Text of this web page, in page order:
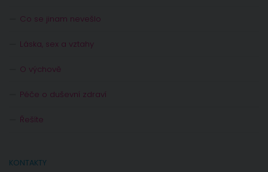
Co se jinam nevešlo
Láska, sex a vztahy
O výchově
Péče o duševní zdraví
Řešíte
KONTAKTY